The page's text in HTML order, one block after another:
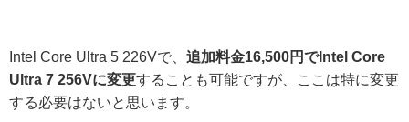
Intel Core Ultra 5 226Vで、 追加料金16,500円でIntel Core
Ultra 7 256Vに変更することも可能ですが、ここは特に変更
する必要はないと思います。